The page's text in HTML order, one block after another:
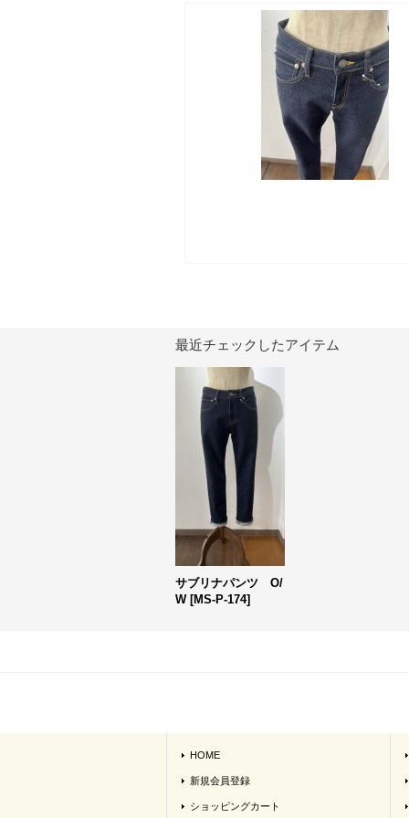
最近チェックしたアイテム
サブリナパンツ O/
W [MS-P-174]
HOME
新規会員登録
ショッピングカート